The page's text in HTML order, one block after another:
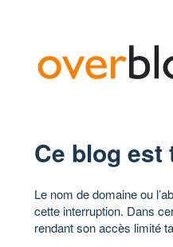
Ce blog
Le nom de domaine ou
cette interruption. Dans
rendant son accès limité